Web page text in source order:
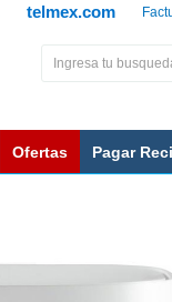
telmex.com
Ofertas Pagar